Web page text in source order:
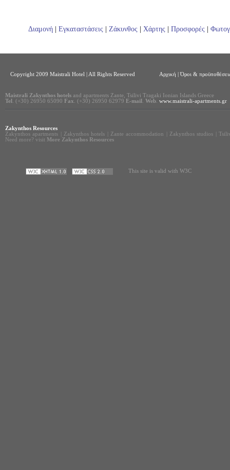
Διαμονή| Εγκαταστάσεις Ζάκυνθος Χάρτης Προσφορές
Copyright 2009 Maistrali Hotel | All Rights Reserved Αρχική |Όροι &
Maistrali Zakynthos hotels and apartments Zante, Tsilivi Tragaki Ionian Islands Greece
Tel . (+30) 26950 65090 Fax . (+30) 26950 62979 E-mail Web www.maistrali-apartments.gr
Zakynthos Resources
Zakynthos apartments
Zakynthos hotels Zante accommodation Zakynthos studios
Need more? visit More Zakynthos Resources
This site is valid with W3C